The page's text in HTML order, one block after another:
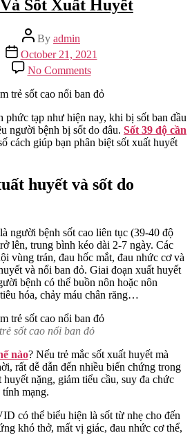
Sốt Xuất Huyết
Post
author
By admin
Post
date
October 21, 2021
No Commentson
Sốt
39
Cần
Làm
Gì:
Sốt
Do
Sốt
Xuất
Huyết
phức tạp như hiện nay, khi bị sốt ban đầu
người bệnh bị sốt do đâu. Sốt 39 độ cần
cách giúp bạn phân biệt sốt xuất huyết
huyết và sốt do
người bệnh sốt cao liên tục (39-40 độ
lên, trung bình kéo dài 2-7 ngày. Các
vùng trán, đau hốc mắt, đau nhức cơ và
và nổi ban đỏ. Giai đoạn xuất huyết
bệnh có thể buồn nôn hoặc nôn
hóa, chảy máu chân răng…
sốt cao nổi ban đỏ
nào? Nếu trẻ mắc sốt xuất huyết mà
rất dễ dẫn đến nhiều biến chứng trong
nặng, giảm tiểu cầu, suy đa chức
mạng.
có thể biểu hiện là sốt từ nhẹ cho đến
khó thở, mất vị giác, đau nhức cơ thể,